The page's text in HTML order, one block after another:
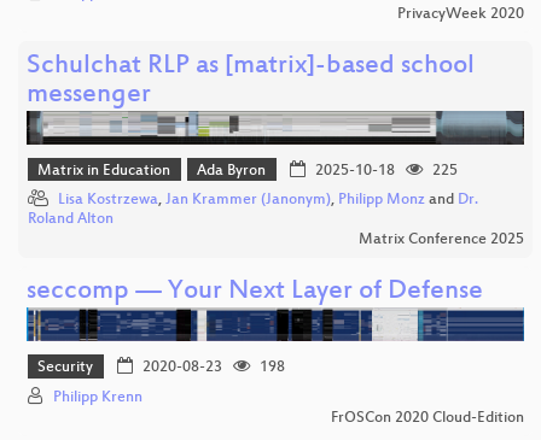
PrivacyWeek 2020
Schulchat RLP as [matrix]-based school
messenger
Matrix in Education Ada Byron 2025-10-18
225
Lisa Kostrzewa, Jan Krammer (Janonym), Philipp Monz and Dr.
Roland Alton
Matrix Conference 2025
seccomp — Your Next Layer of Defense
Security 2020-08-23
198
Philipp Krenn
FrOSCon 2020 Cloud-Edition